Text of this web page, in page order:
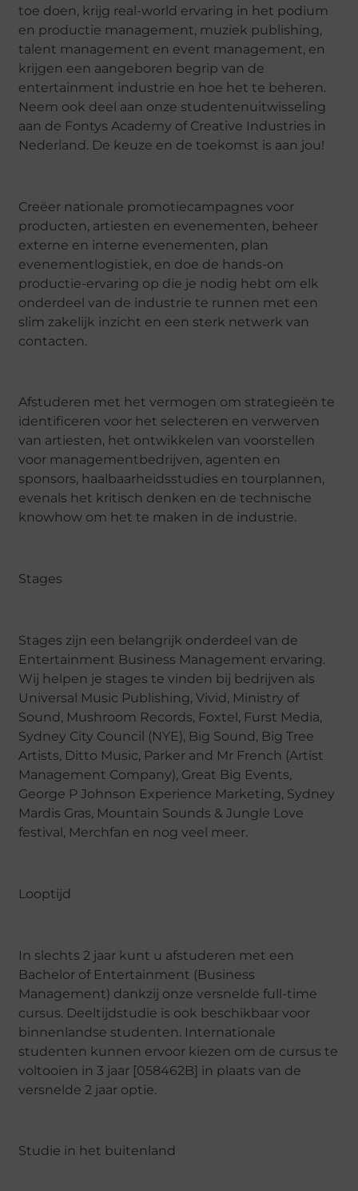
toe doen, krijg real-world ervaring in het podium
en productie management, muziek publishing,
talent management en event management, en
krijgen een aangeboren begrip van de
entertainment industrie en hoe het te beheren.
Neem ook deel aan onze studentenuitwisseling
aan de Fontys Academy of Creative Industries in
Nederland. De keuze en de toekomst is aan jou!
Creëer nationale promotiecampagnes voor
producten, artiesten en evenementen, beheer
externe en interne evenementen, plan
evenementlogistiek, en doe de hands-on
productie-ervaring op die je nodig hebt om elk
onderdeel van de industrie te runnen met een
slim zakelijk inzicht en een sterk netwerk van
contacten.
Afstuderen met het vermogen om strategieën te
identificeren voor het selecteren en verwerven
van artiesten, het ontwikkelen van voorstellen
voor managementbedrijven, agenten en
sponsors, haalbaarheidsstudies en tourplannen,
evenals het kritisch denken en de technische
knowhow om het te maken in de industrie.
Stages
Stages zijn een belangrijk onderdeel van de
Entertainment Business Management ervaring.
Wij helpen je stages te vinden bij bedrijven als
Universal Music Publishing, Vivid, Ministry of
Sound, Mushroom Records, Foxtel, Furst Media,
Sydney City Council (NYE), Big Sound, Big Tree
Artists, Ditto Music, Parker and Mr French (Artist
Management Company), Great Big Events,
George P Johnson Experience Marketing, Sydney
Mardis Gras, Mountain Sounds & Jungle Love
festival, Merchfan en nog veel meer.
Looptijd
In slechts 2 jaar kunt u afstuderen met een
Bachelor of Entertainment (Business
Management) dankzij onze versnelde full-time
cursus. Deeltijdstudie is ook beschikbaar voor
binnenlandse studenten. Internationale
studenten kunnen ervoor kiezen om de cursus te
voltooien in 3 jaar [058462B] in plaats van de
versnelde 2 jaar optie.
Studie in het buitenland